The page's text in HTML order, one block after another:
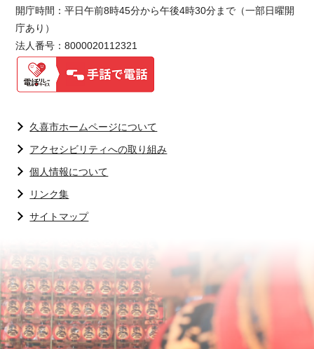
開庁時間：平日午前8時45分から午後4時30分まで（一部日曜開
庁あり）
法人番号：8000020112321
久喜市ホームページについて
アクセシビリティへの取り組み
個人情報について
リンク集
サイトマップ